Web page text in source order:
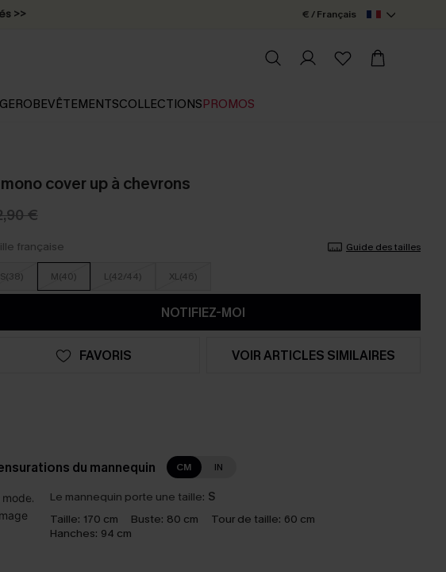
>> € / Français
ROBEVÊTEMENTSCOLLECTIONSPROMOS
cover up à chevrons
€
française Guide des tailles
S(38) M(40) L(42/44) XL(46)
NOTIFIEZ-MOI
FAVORIS VOIR ARTICLES SIMILAIRES
du mannequin CM IN
Le mannequin porte une taille: S
Taille: 170 cm Buste: 80 cm Tour de taille: 60 cm
Hanches: 94 cm